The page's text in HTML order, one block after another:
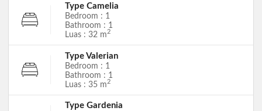
Type Camelia
Bedroom : 1
Bathroom : 1
Luas : 32 m2
Type Valerian
Bedroom : 1
Bathroom : 1
Luas : 35 m2
Type Gardenia